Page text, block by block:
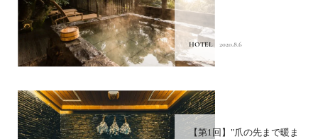
HOTEL 2020.8.6
【第1回】"爪の先まで暖ま